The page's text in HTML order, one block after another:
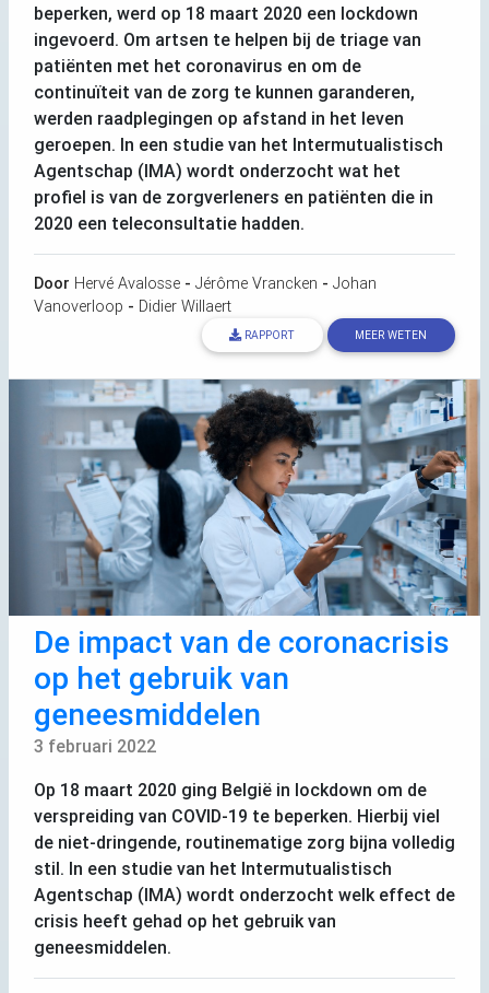
beperken, werd op 18 maart 2020 een lockdown
ingevoerd. Om artsen te helpen bij de triage van
patiënten met het coronavirus en om de
continuïteit van de zorg te kunnen garanderen,
werden raadplegingen op afstand in het leven
geroepen. In een studie van het Intermutualistisch
Agentschap (IMA) wordt onderzocht wat het
profiel is van de zorgverleners en patiënten die in
2020 een teleconsultatie hadden.
Door Hervé Avalosse - Jérôme Vrancken - Johan
Vanoverloop - Didier Willaert
RAPPORT MEER WETEN
De impact van de coronacrisis
op het gebruik van
geneesmiddelen
3 februari 2022
Op 18 maart 2020 ging België in lockdown om de
verspreiding van COVID-19 te beperken. Hierbij viel
de niet-dringende, routinematige zorg bijna volledig
stil. In een studie van het Intermutualistisch
Agentschap (IMA) wordt onderzocht welk effect de
crisis heeft gehad op het gebruik van
geneesmiddelen.